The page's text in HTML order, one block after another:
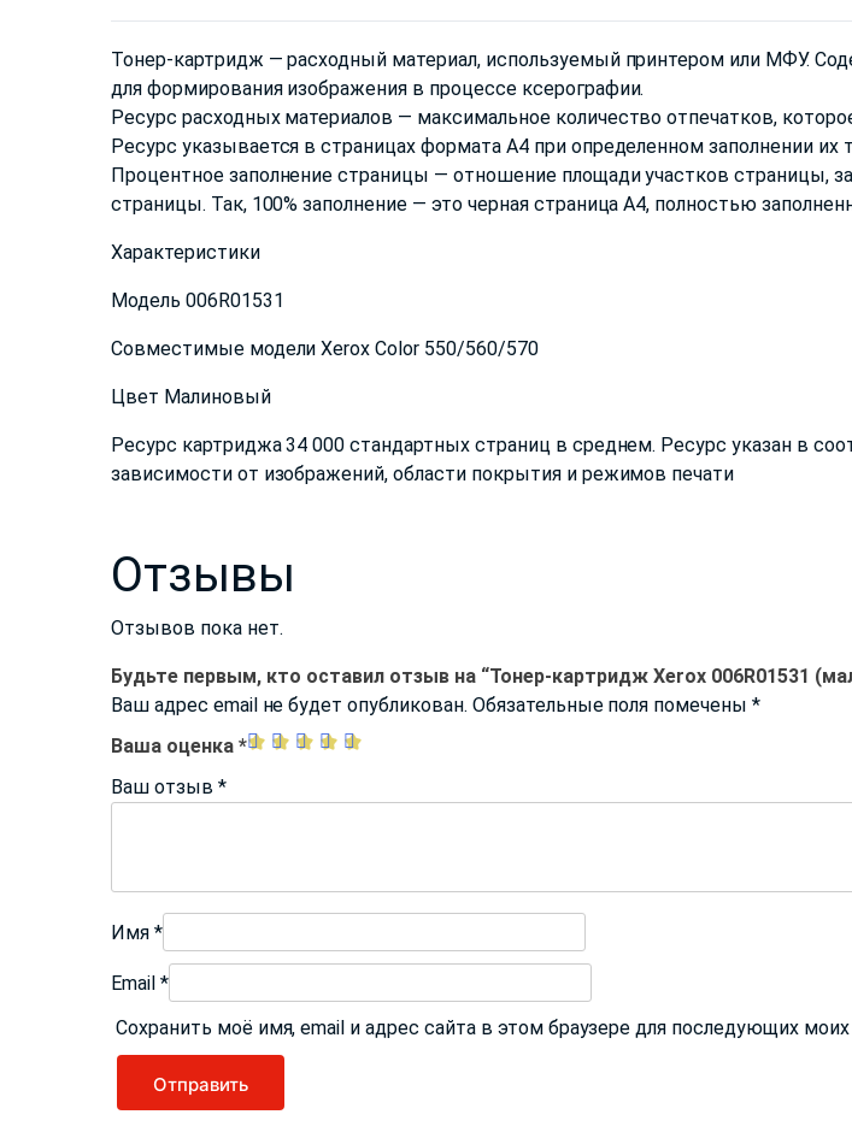
Тонер-картридж — расходный материал, используемый принтером или МФУ.
для формирования изображения в процессе ксерографии.
Ресурс расходных материалов — максимальное количество отпечатков,
Ресурс указывается в страницах формата А4 при определенном заполнении их
Процентное заполнение страницы — отношение площади участков страницы,
страницы. Так, 100% заполнение — это черная страница А4, полностью
Характеристики
Модель 006R01531
Совместимые модели Xerox Color 550/560/570
Цвет Малиновый
Ресурс картриджа 34 000 стандартных страниц в среднем. Ресурс указан в
зависимости от изображений, области покрытия и режимов печати
Отзывы
Отзывов пока нет.
Будьте первым, кто оставил отзыв на “Тонер-картридж Xerox 006R01531
Ваш адрес email не будет опубликован. Обязательные поля помечены*
Ваша оценка *
Ваш отзыв *
Имя *
Email *
Сохранить моё имя, email и адрес сайта в этом браузере для последующих